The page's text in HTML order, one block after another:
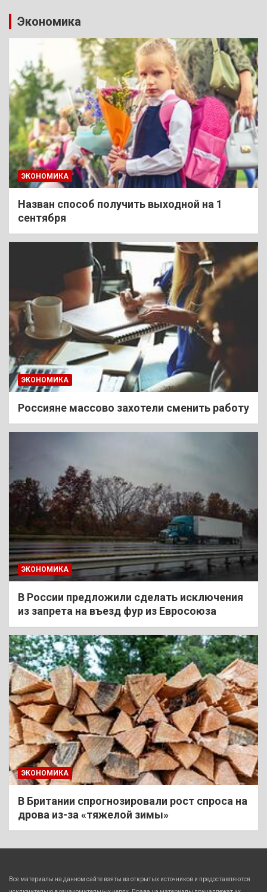
Экономика
ЭКОНОМИКА
Назван способ получить выходной на 1
сентября
ЭКОНОМИКА
Россияне массово захотели сменить работу
ЭКОНОМИКА
В России предложили сделать исключения
из запрета на въезд фур из Евросоюза
ЭКОНОМИКА
В Британии спрогнозировали рост спроса на
дрова из-за «тяжелой зимы»
Все материалы на данном сайте взяты из открытых источников и предоставляются